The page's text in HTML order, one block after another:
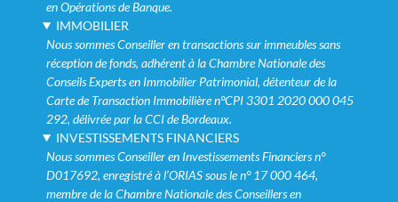
en Opérations de Banque.
IMMOBILIER
Nous sommes Conseiller en transactions sur immeubles sans
réception de fonds, adhérent à la Chambre Nationale des
Conseils Experts en Immobilier Patrimonial, détenteur de la
Carte de Transaction Immobilière n°CPI 3301 2020 000 045
292, délivrée par la CCI de Bordeaux.
INVESTISSEMENTS FINANCIERS
Nous sommes Conseiller en Investissements Financiers n°
D017692, enregistré à l’ORIAS sous le n° 17 000 464,
membre de la Chambre Nationale des Conseillers en